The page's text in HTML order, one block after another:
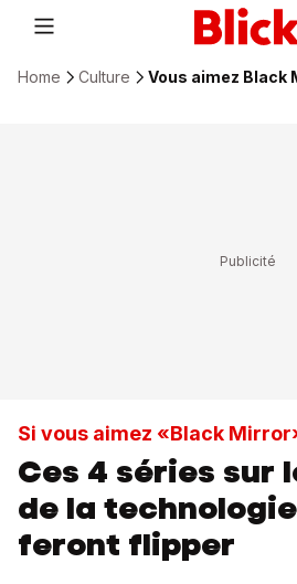
Home Culture Vous aimez Black
Si vous aimez «Black
Ces 4 séries sur
de la
feront flipper